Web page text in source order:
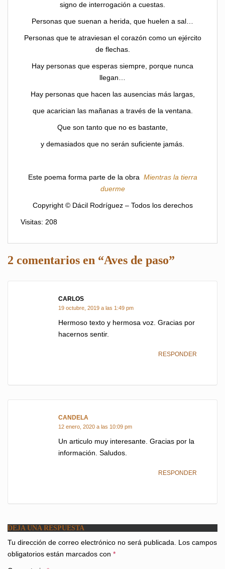
signo de interrogación a cuestas.
Personas que suenan a herida, que huelen a sal…
Personas que te atraviesan el corazón como un ejército
de flechas.
Hay personas que esperas siempre, porque nunca
llegan…
Hay personas que hacen las ausencias más largas,
que acarician las mañanas a través de la ventana.
Que son tanto que no es bastante,
y demasiados que no serán suficiente jamás.
Este poema forma parte de la obra Mientras la tierra
duerme
Copyright © Dácil Rodríguez – Todos los derechos
Visitas: 208
2 comentarios en “Aves de paso”
CARLOS
19 octubre, 2019 a las 1:49 pm
Hermoso texto y hermosa voz. Gracias por
hacernos sentir.
RESPONDER
CANDELA
12 enero, 2020 a las 10:09 pm
Un articulo muy interesante. Gracias por la
información. Saludos.
RESPONDER
DEJA UNA RESPUESTA
Tu dirección de correo electrónico no será publicada. Los campos
obligatorios están marcados con *